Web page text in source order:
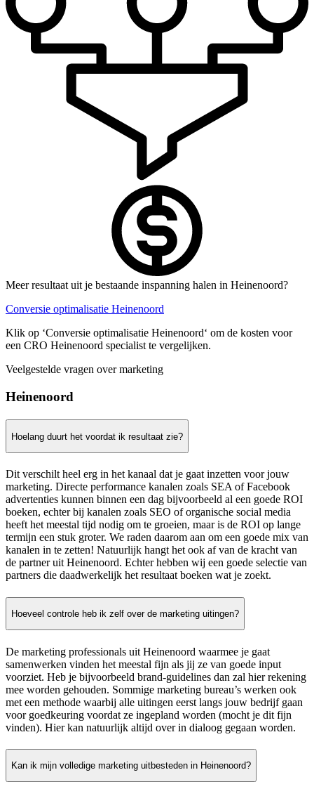
Meer resultaat uit je bestaande inspanning halen in Heinenoord?
Conversie optimalisatie Heinenoord
Klik op ‘Conversie optimalisatie Heinenoord‘ om de kosten voor
een CRO Heinenoord specialist te vergelijken.
Veelgestelde vragen over marketing
Heinenoord
Hoelang duurt het voordat ik resultaat zie?
Dit verschilt heel erg in het kanaal dat je gaat inzetten voor jouw
marketing. Directe performance kanalen zoals SEA of Facebook
advertenties kunnen binnen een dag bijvoorbeeld al een goede ROI
boeken, echter bij kanalen zoals SEO of organische social media
heeft het meestal tijd nodig om te groeien, maar is de ROI op lange
termijn een stuk groter. We raden daarom aan om een goede mix van
kanalen in te zetten! Natuurlijk hangt het ook af van de kracht van
de partner uit Heinenoord. Echter hebben wij een goede selectie van
partners die daadwerkelijk het resultaat boeken wat je zoekt.
Hoeveel controle heb ik zelf over de marketing uitingen?
De marketing professionals uit Heinenoord waarmee je gaat
samenwerken vinden het meestal fijn als jij ze van goede input
voorziet. Heb je bijvoorbeeld brand-guidelines dan zal hier rekening
mee worden gehouden. Sommige marketing bureau’s werken ook
met een methode waarbij alle uitingen eerst langs jouw bedrijf gaan
voor goedkeuring voordat ze ingepland worden (mocht je dit fijn
vinden). Hier kan natuurlijk altijd over in dialoog gegaan worden.
Kan ik mijn volledige marketing uitbesteden in Heinenoord?